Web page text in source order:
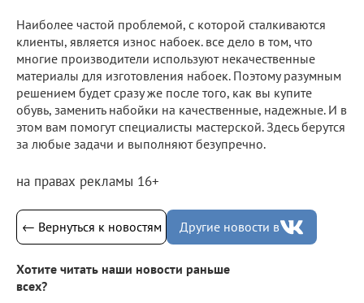
Наиболее частой проблемой, с которой сталкиваются
клиенты, является износ набоек. все дело в том, что
многие производители используют некачественные
материалы для изготовления набоек. Поэтому разумным
решением будет сразу же после того, как вы купите
обувь, заменить набойки на качественные, надежные. И в
этом вам помогут специалисты мастерской. Здесь берутся
за любые задачи и выполняют безупречно.
на правах рекламы 16+
← Вернуться к новостям Другие новости в
Хотите читать наши новости раньше
всех?